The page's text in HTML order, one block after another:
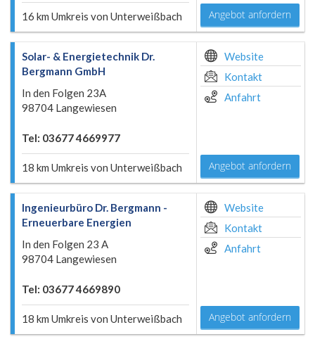
16 km Umkreis von Unterweißbach Angebot anfordern
Solar- & Energietechnik Dr.
Bergmann GmbH
In den Folgen 23A
98704 Langewiesen
Tel: 03677 4669977
18 km Umkreis von Unterweißbach
Website
Kontakt
Anfahrt
Angebot anfordern
Ingenieurbüro Dr. Bergmann -
Erneuerbare Energien
In den Folgen 23 A
98704 Langewiesen
Tel: 03677 4669890
18 km Umkreis von Unterweißbach
Website
Kontakt
Anfahrt
Angebot anfordern